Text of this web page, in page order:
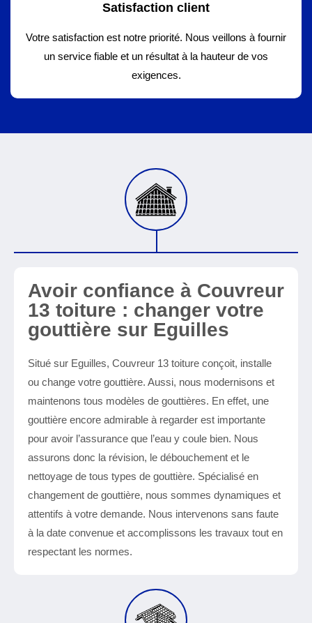
Satisfaction client
Votre satisfaction est notre priorité. Nous veillons à fournir
un service fiable et un résultat à la hauteur de vos
exigences.
Avoir confiance à Couvreur
13 toiture : changer votre
gouttière sur Eguilles
Situé sur Eguilles, Couvreur 13 toiture conçoit, installe
ou change votre gouttière. Aussi, nous modernisons et
maintenons tous modèles de gouttières. En effet, une
gouttière encore admirable à regarder est importante
pour avoir l’assurance que l’eau y coule bien. Nous
assurons donc la révision, le débouchement et le
nettoyage de tous types de gouttière. Spécialisé en
changement de gouttière, nous sommes dynamiques et
attentifs à votre demande. Nous intervenons sans faute
à la date convenue et accomplissons les travaux tout en
respectant les normes.